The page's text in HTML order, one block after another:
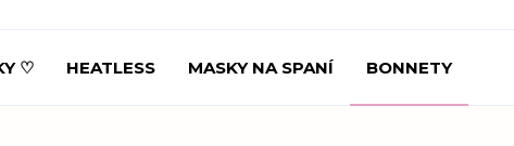
♡ HEATLESS MASKY NA SPANÍ BONNETY